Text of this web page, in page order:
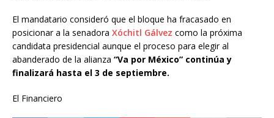
El mandatario consideró que el bloque ha fracasado en
posicionar a la senadora Xóchitl Gálvez como la próxima
candidata presidencial aunque el proceso para elegir al
abanderado de la alianza “Va por México” continúa y
finalizará hasta el 3 de septiembre.
El Financiero